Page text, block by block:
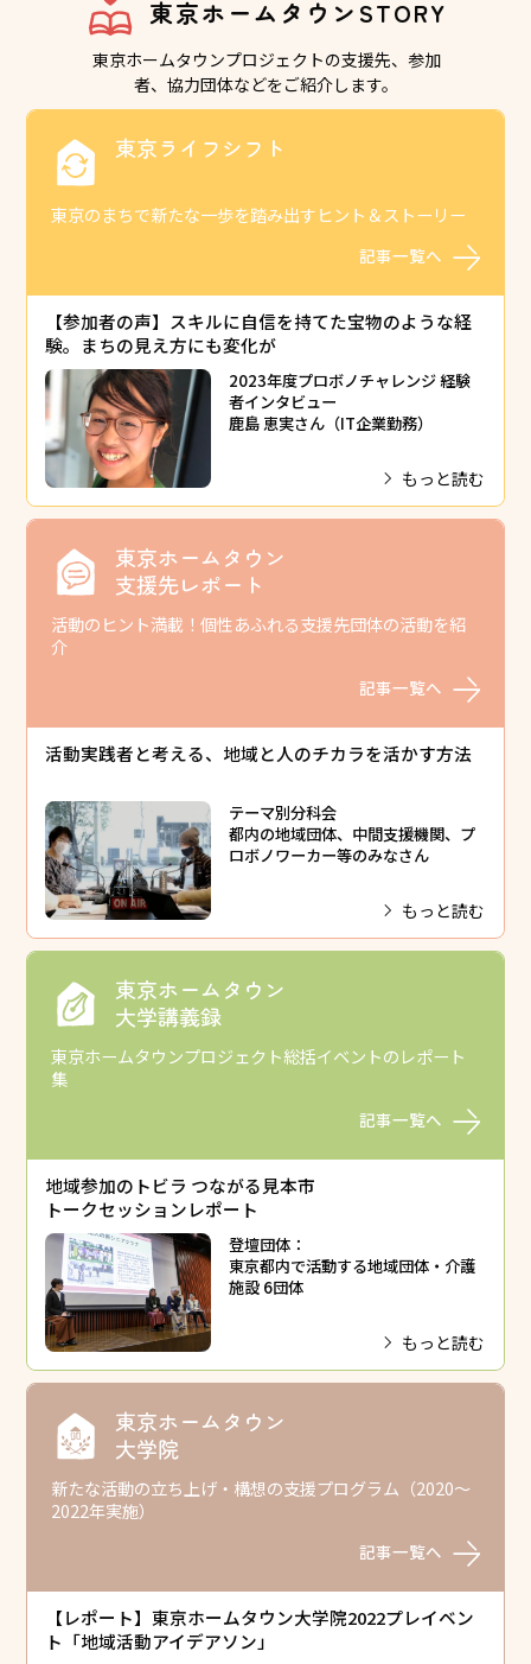
東京ホームタウンSTORY
東京ホームタウンプロジェクトの支援先、参加
者、協力団体などをご紹介します。
東京ライフシフト
東京のまちで新たな一歩を踏み出すヒント＆ストーリー
記事一覧へ
【参加者の声】スキルに自信を持てた宝物のような経
験。まちの見え方にも変化が
2023年度プロボノチャレンジ 経験
者インタビュー
鹿島 恵実さん（IT企業勤務）
もっと読む
東京ホームタウン
支援先レポート
活動のヒント満載！個性あふれる支援先団体の活動を紹
介
記事一覧へ
活動実践者と考える、地域と人のチカラを活かす方法
テーマ別分科会
都内の地域団体、中間支援機関、プ
ロボノワーカー等のみなさん
もっと読む
東京ホームタウン
大学講義録
東京ホームタウンプロジェクト総括イベントのレポート
集
記事一覧へ
地域参加のトビラ つながる見本市
トークセッションレポート
登壇団体：
東京都内で活動する地域団体・介護
施設 6団体
もっと読む
東京ホームタウン
大学院
新たな活動の立ち上げ・構想の支援プログラム（2020～
2022年実施）
記事一覧へ
【レポート】東京ホームタウン大学院2022プレイベン
ト「地域活動アイデアソン」